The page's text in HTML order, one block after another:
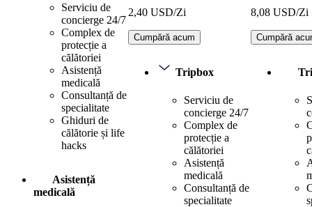
Serviciu de
concierge 24/7
Complex de
protecție a
călătoriei
Asistență
medicală
Consultanță de
specialitate
Ghiduri de
călătorie și life
hacks
Asistență
medicală
2,40 USD/Zi
Cumpără acum
Tripbox
Serviciu de
concierge 24/7
Complex de
protecție a
călătoriei
Asistență
medicală
Consultanță de
specialitate
8,08 USD/Zi
Cumpără